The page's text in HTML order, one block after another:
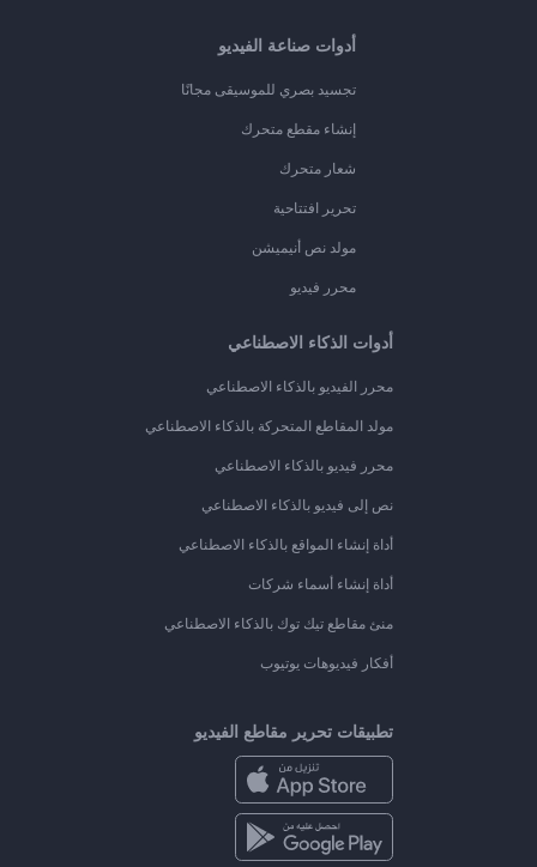
أدوات صناعة الفيديو
تجسيد بصري للموسيقى مجانًا
إنشاء مقطع متحرك
شعار متحرك
تحرير افتتاحية
مولد نص أنيميشن
محرر فيديو
أدوات الذكاء الاصطناعي
محرر الفيديو بالذكاء الاصطناعي
مولد المقاطع المتحركة بالذكاء الاصطناعي
محرر فيديو بالذكاء الاصطناعي
نص إلى فيديو بالذكاء الاصطناعي
أداة إنشاء المواقع بالذكاء الاصطناعي
أداة إنشاء أسماء شركات
منئ مقاطع تيك توك بالذكاء الاصطناعي
أفكار فيديوهات يوتيوب
تطبيقات تحرير مقاطع الفيديو